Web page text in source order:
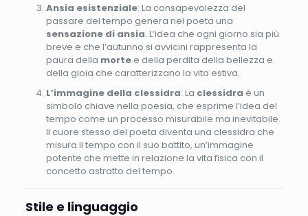
Ansia esistenziale: La consapevolezza del
passare del tempo genera nel poeta una
sensazione di ansia. L’idea che ogni giorno sia più
breve e che l’autunno si avvicini rappresenta la
paura della mortee della perdita della bellezza e
della gioia che caratterizzano la vita estiva.
L’immagine della clessidra: La clessidra è un
simbolo chiave nella poesia, che esprime l’idea del
tempo come un processo misurabile ma inevitabile.
Il cuore stesso del poeta diventa una clessidra che
misura il tempo con il suo battito, un’immagine
potente che mette in relazione la vita fisica con il
concetto astratto del tempo.
Stile e linguaggio